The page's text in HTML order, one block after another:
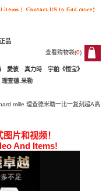
品
查看购物袋(0)
0
愛彼 真力時
宇舶《恒宝》
理查德.米勒
mille 理查德米勒一比一复刻超A高
片和视频！
And Items!